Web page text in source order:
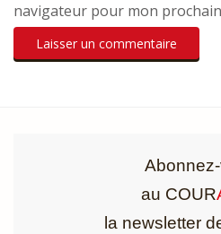
navigateur pour mon
au COUR
la newsletter